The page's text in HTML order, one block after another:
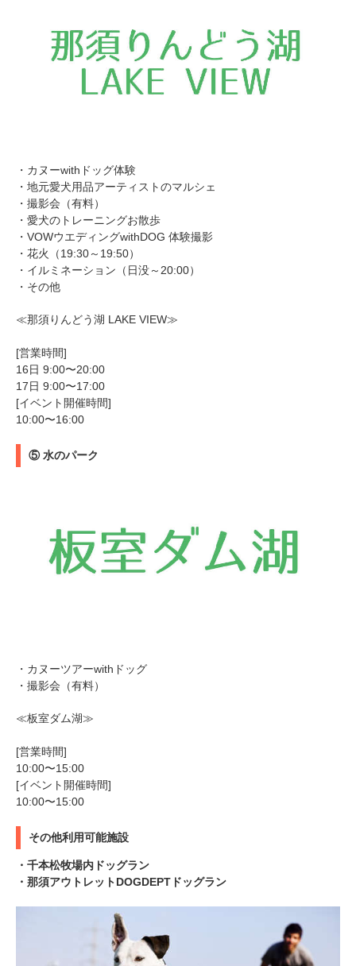
・カヌーwithドッグ体験
・地元愛犬用品アーティストのマルシェ
・撮影会（有料）
・愛犬のトレーニングお散歩
・VOWウエディングwithDOG 体験撮影
・花火（19:30～19:50）
・イルミネーション（日没～20:00）
・その他
≪那須りんどう湖 LAKE VIEW≫
[営業時間]
16日 9:00〜20:00
17日 9:00〜17:00
[イベント開催時間]
10:00〜16:00
⑤ 水のパーク
・カヌーツアーwithドッグ
・撮影会（有料）
≪板室ダム湖≫
[営業時間]
10:00〜15:00
[イベント開催時間]
10:00〜15:00
その他利用可能施設
・千本松牧場内ドッグラン
・那須アウトレットDOGDEPTドッグラン